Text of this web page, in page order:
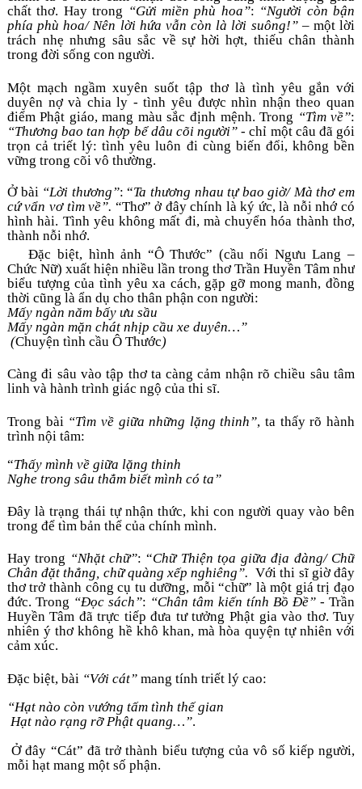
chất thơ. Hay trong “Gửi miền phù hoa”: “Người còn bận
phía phù hoa/ Nên lời hứa vẫn còn là lời suông!” – một lời
trách nhẹ nhưng sâu sắc về sự hời hợt, thiếu chân thành
trong đời sống con người.
Một mạch ngầm xuyên suốt tập thơ là tình yêu gắn với
duyên nợ và chia ly - tình yêu được nhìn nhận theo quan
điểm Phật giáo, mang màu sắc định mệnh. Trong “Tìm về”
“Thương bao tan hợp bể dâu cõi người” - chỉ một câu đã gói
trọn cả triết lý: tình yêu luôn đi cùng biến đổi, không bền
vững trong cõi vô thường.
Ở bài “Lời thương”: “Ta thương nhau tự bao giờ/ Mà thơ em
cứ vẩn vơ tìm về”. “Thơ” ở đây chính là ký ức, là nỗi nhớ có
hình hài. Tình yêu không mất đi, mà chuyển hóa thành thơ,
thành nỗi nhớ.
Đặc biệt, hình ảnh “Ô Thước” (cầu nối Ngưu Lang –
Chức Nữ) xuất hiện nhiều lần trong thơ Trần Huyền Tâm như
biểu tượng của tình yêu xa cách, gặp gỡ mong manh, đồng
thời cũng là ẩn dụ cho thân phận con người:
Mấy ngàn năm bấy ưu sầu
Mấy ngàn mặn chát nhịp cầu xe duyên…”
(Chuyện tình cầu Ô Thước)
Càng đi sâu vào tập thơ ta càng cảm nhận rõ chiều sâu tâm
linh và hành trình giác ngộ của thi sĩ.
Trong bài “Tìm về giữa những lặng thinh”, ta thấy rõ hành
trình nội tâm:
“Thấy mình về giữa lặng thinh
Nghe trong sâu thẳm biết mình có ta”
Đây là trạng thái tự nhận thức, khi con người quay vào bên
trong để tìm bản thể của chính mình.
Hay trong “Nhặt chữ”: “Chữ Thiện tọa giữa địa đàng/ Chữ
Chân đặt thẳng, chữ quàng xếp nghiêng”. Với thi sĩ giờ đây
thơ trở thành công cụ tu dưỡng, mỗi “chữ” là một giá trị đạo
đức. Trong “Đọc sách”: “Chân tâm kiến tính Bồ Đề” - Trần
Huyền Tâm đã trực tiếp đưa tư tưởng Phật gia vào thơ. Tuy
nhiên ý thơ không hề khô khan, mà hòa quyện tự nhiên với
cảm xúc.
Đặc biệt, bài “Với cát” mang tính triết lý cao:
“Hạt nào còn vướng tấm tình thế gian
Hạt nào rạng rỡ Phật quang…”.
Ở đây “Cát” đã trở thành biểu tượng của vô số kiếp người,
mỗi hạt mang một số phận.